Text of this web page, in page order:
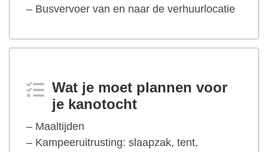
– Busvervoer van en naar de verhuurlocatie
Wat je moet plannen voor
je kanotocht
– Maaltijden
– Kampeeruitrusting: slaapzak, tent,